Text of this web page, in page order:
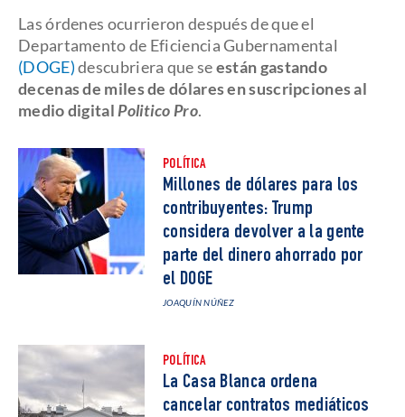
Las órdenes ocurrieron después de que el
Departamento de Eficiencia Gubernamental
(DOGE)descubriera que seestán gastando
decenas de miles de dólares en suscripciones al
medio digital Politico Pro.
POLÍTICA
Millones de dólares para los
contribuyentes: Trump
considera devolver a la gente
parte del dinero ahorrado por
el DOGE
JOAQUÍN NÚÑEZ
POLÍTICA
La Casa Blanca ordena
cancelar contratos mediáticos